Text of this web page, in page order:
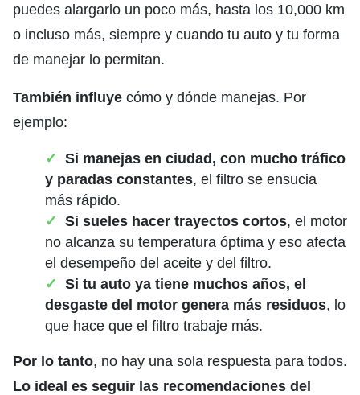
puedes alargarlo un poco más, hasta los 10,000 km
o incluso más, siempre y cuando tu auto y tu forma
de manejar lo permitan.
También influye cómo y dónde manejas. Por
ejemplo:
Si manejas en ciudad, con mucho tráfico
y paradas constantes, el filtro se ensucia
más rápido.
Si sueles hacer trayectos cortos, el motor
no alcanza su temperatura óptima y eso afecta
el desempeño del aceite y del filtro.
Si tu auto ya tiene muchos años, el
desgaste del motor genera más residuos, lo
que hace que el filtro trabaje más.
Por lo tanto, no hay una sola respuesta para todos.
Lo ideal es seguir las recomendaciones del